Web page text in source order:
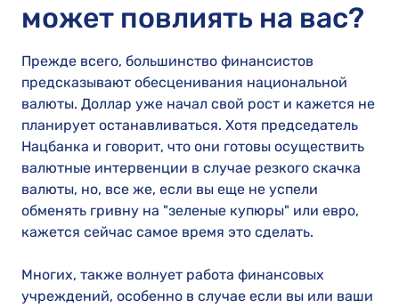
может повлиять на вас?
Прежде всего, большинство финансистов
предсказывают обесценивания национальной
валюты. Доллар уже начал свой рост и кажется не
планирует останавливаться. Хотя председатель
Нацбанка и говорит, что они готовы осуществить
валютные интервенции в случае резкого скачка
валюты, но, все же, если вы еще не успели
обменять гривну на "зеленые купюры" или евро,
кажется сейчас самое время это сделать.
Многих, также волнует работа финансовых
учреждений, особенно в случае если вы или ваши